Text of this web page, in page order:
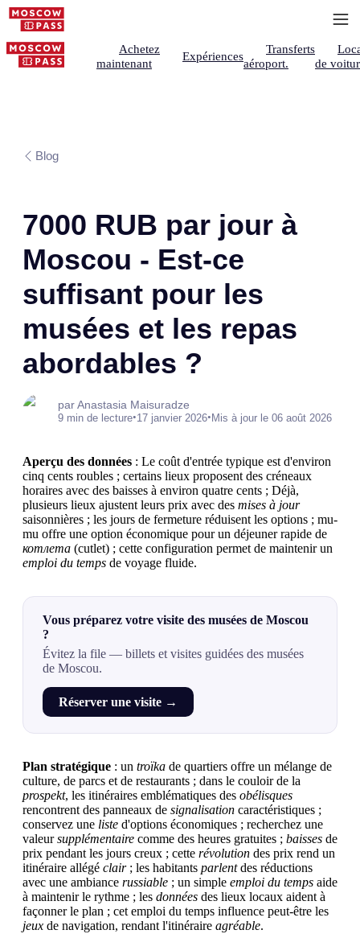
Achetez
maintenant
Expériences
Transferts
aéroport.
de
Blog
7000 RUB par jour à
Moscou - Est-ce
suffisant pour les
musées et les repas
abordables ?
par Anastasia Maisuradze
9 min de lecture•17 janvier 2026•Mis à jour le 06 août 2026
Aperçu des données : Le coût d'entrée typique est d'environ
cinq cents roubles ; certains lieux proposent des créneaux
horaires avec des baisses à environ quatre cents ; Déjà,
plusieurs lieux ajustent leurs prix avec des mises à jour
saisonnières ; les jours de fermeture réduisent les options ; mu-
mu offre une option économique pour un déjeuner rapide de
котлета (cutlet) ; cette configuration permet de maintenir un
emploi du temps de voyage fluide.
Vous préparez votre visite des musées de Moscou
?
Évitez la file — billets et visites guidées des musées
de Moscou.
Réserver une visite →
Plan stratégique : un troïka de quartiers offre un mélange de
culture, de parcs et de restaurants ; dans le couloir de la
prospekt, les itinéraires emblématiques des obélisques
rencontrent des panneaux de signalisation caractéristiques ;
conservez une liste d'options économiques ; recherchez une
valeursupplémentaire comme des heures gratuites ; baisses de
prix pendant les jours creux ; cette révolution des prix rend un
itinéraire allégé clair; les habitants parlentdes réductions
avec une ambiance russiable ; un simple emploi du temps aide
à maintenir le rythme ; les données des lieux locaux aident à
façonner le plan ; cet emploi du temps influence peut-être les
jeux de navigation, rendant l'itinéraire agréable.